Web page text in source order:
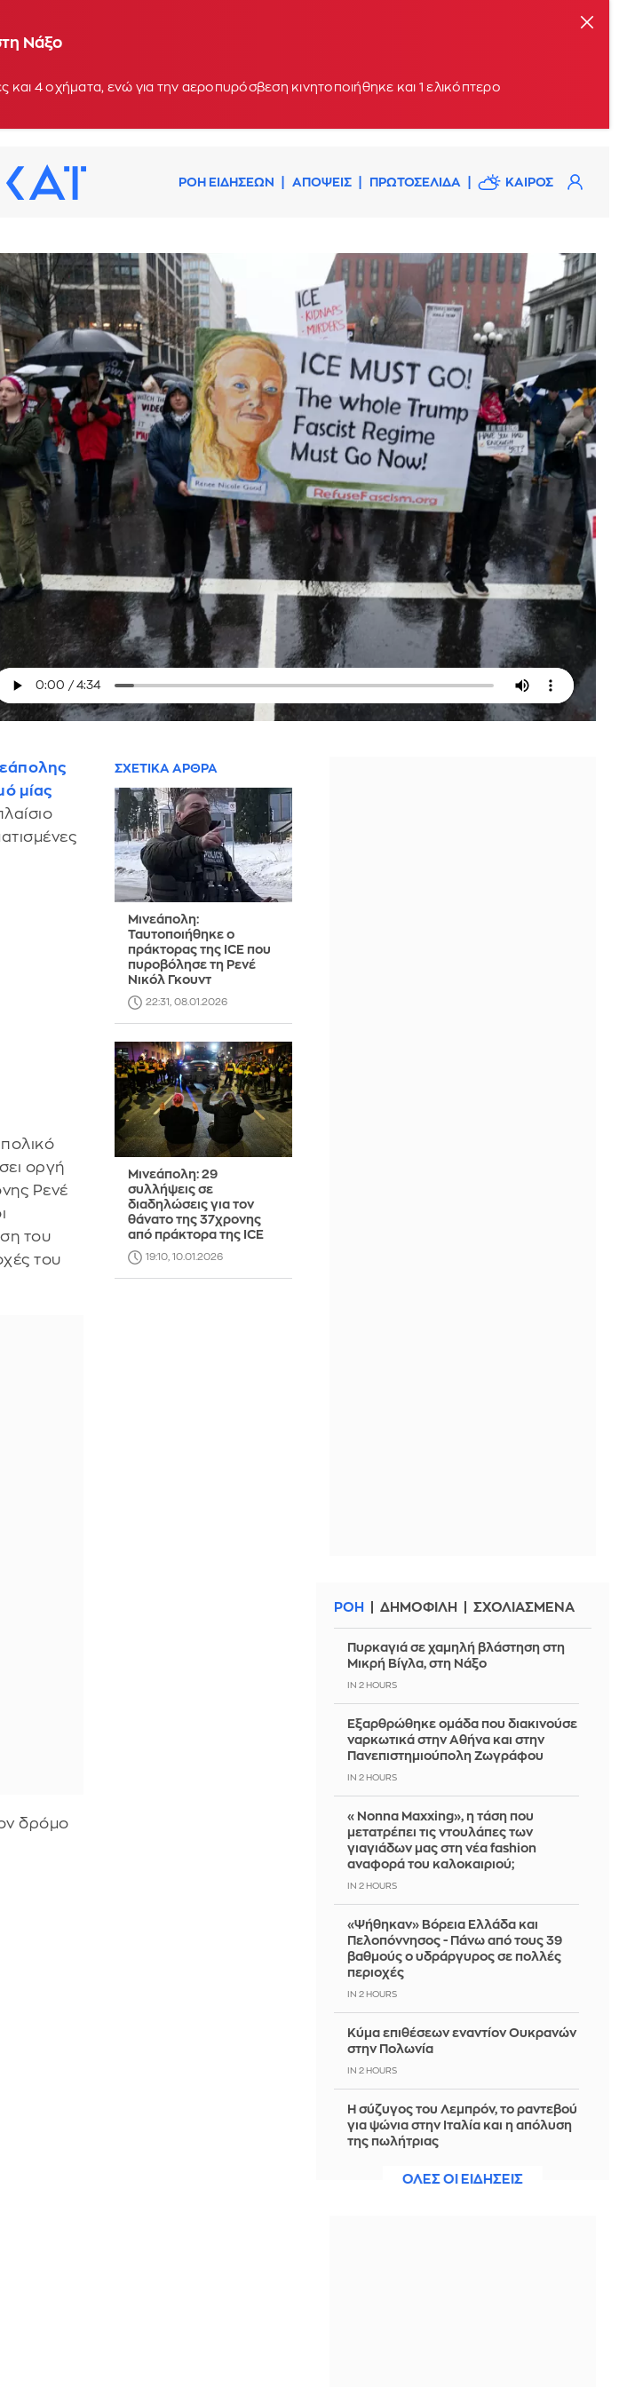
Νάξο
4 οχήματα, ενώ για την αεροπυρόσβεση κινητοποιήθηκε και 1 ελικόπτερο
ΡΟΗ ΕΙΔΗΣΕΩΝ ΑΠΟΨΕΙΣ ΠΡΩΤΟΣΕΛΙΔΑ ΚΑΙΡΟΣ
μίας
οργή
Ρενέ
του
του
δρόμο
ΣΧΕΤΙΚΑ ΑΡΘΡΑ
Μινεάπολη:
Ταυτοποιήθηκε ο
πράκτορας της ICE που
πυροβόλησε τη Ρενέ
Νικόλ Γκουντ
22:31, 08.01.2026
Μινεάπολη: 29
συλλήψεις σε
διαδηλώσεις για τον
θάνατο της 37χρονης
από πράκτορα της ICE
19:10, 10.01.2026
ΡΟΗ ΔΗΜΟΦΙΛΗ ΣΧΟΛΙΑΣΜΕΝΑ
Πυρκαγιά σε χαμηλή βλάστηση στη
Μικρή Βίγλα, στη Νάξο
IN 2 HOURS
Εξαρθρώθηκε ομάδα που διακινούσε
ναρκωτικά στην Αθήνα και στην
Πανεπιστημιούπολη Ζωγράφου
IN 2 HOURS
«Nonna Maxxing», η τάση που
μετατρέπει τις ντουλάπες των
γιαγιάδων μας στη νέα fashion
αναφορά του καλοκαιριού;
IN 2 HOURS
«Ψήθηκαν» Βόρεια Ελλάδα και
Πελοπόννησος - Πάνω από τους 39
βαθμούς ο υδράργυρος σε πολλές
περιοχές
IN 2 HOURS
Κύμα επιθέσεων εναντίον Ουκρανών
στην Πολωνία
IN 2 HOURS
Η σύζυγος του Λεμπρόν, το ραντεβού
για ψώνια στην Ιταλία και η απόλυση
της πωλήτριας
ΟΛΕΣ ΟΙ ΕΙΔΗΣΕΙΣ